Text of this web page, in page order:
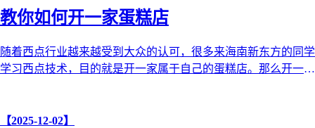
教你如何开一家蛋糕店
随着西点行业越来越受到大众的认可，很多来海南新东方的同学
学习西点技术，目的就是开一家属于自己的蛋糕店。那么开一家
【2025-12-02】